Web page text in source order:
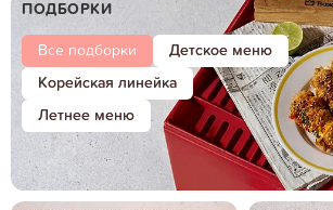
ПОДБОРКИ
Все подборки Детское меню
Корейская линейка
Летнее меню